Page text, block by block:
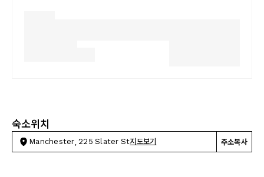
숙소위치
Manchester, 225 Slater St지도보기 주소복사